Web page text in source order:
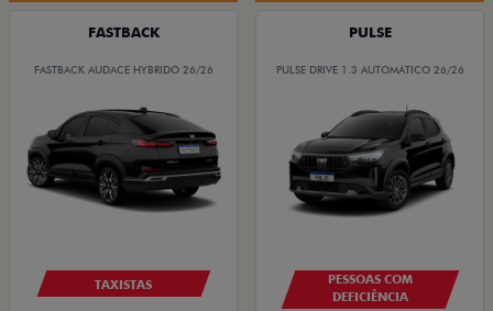
FASTBACK
FASTBACK AUDACE HYBRIDO 26/26
TAXISTAS
PULSE
PULSE DRIVE 1.3 AUTOMÁTICO 26/26
PESSOAS COM
DEFICIÊNCIA